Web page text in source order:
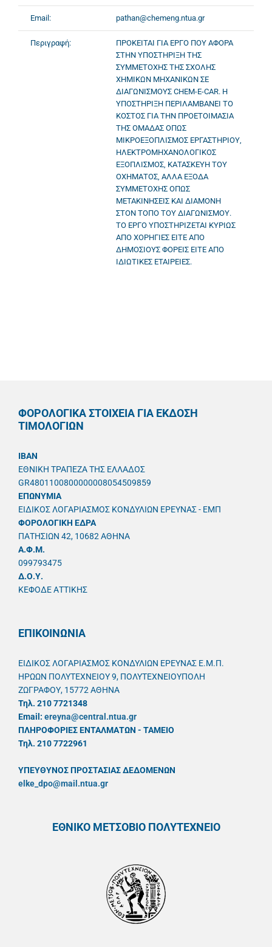
Email: pathan@chemeng.ntua.gr
Περιγραφή:
ΠΡΟΚΕΙΤΑΙ ΓΙΑ ΕΡΓΟ ΠΟΥ ΑΦΟΡΑ
ΣΤΗΝ ΥΠΟΣΤΗΡΙΞΗ ΤΗΣ
ΣΥΜΜΕΤΟΧΗΣ ΤΗΣ ΣΧΟΛΗΣ
ΧΗΜΙΚΩΝ ΜΗΧΑΝΙΚΩΝ ΣΕ
ΔΙΑΓΩΝΙΣΜΟΥΣ CHEM-E-CAR. Η
ΥΠΟΣΤΗΡΙΞΗ ΠΕΡΙΛΑΜΒΑΝΕΙ ΤΟ
ΚΟΣΤΟΣ ΓΙΑ ΤΗΝ ΠΡΟΕΤΟΙΜΑΣΙΑ
ΤΗΣ ΟΜΑΔΑΣ ΟΠΩΣ
ΜΙΚΡΟΕΞΟΠΛΙΣΜΟΣ ΕΡΓΑΣΤΗΡΙΟΥ,
ΗΛΕΚΤΡΟΜΗΧΑΝΟΛΟΓΙΚΟΣ
ΕΞΟΠΛΙΣΜΟΣ, ΚΑΤΑΣΚΕΥΗ ΤΟΥ
ΟΧΗΜΑΤΟΣ, ΑΛΛΑ ΕΞΟΔΑ
ΣΥΜΜΕΤΟΧΗΣ ΟΠΩΣ
ΜΕΤΑΚΙΝΗΣΕΙΣ ΚΑΙ ΔΙΑΜΟΝΗ
ΣΤΟΝ ΤΟΠΟ ΤΟΥ ΔΙΑΓΩΝΙΣΜΟΥ.
ΤΟ ΕΡΓΟ ΥΠΟΣΤΗΡΙΖΕΤΑΙ ΚΥΡΙΩΣ
ΑΠΟ ΧΟΡΗΓΙΕΣ ΕΙΤΕ ΑΠΟ
ΔΗΜΟΣΙΟΥΣ ΦΟΡΕΙΣ ΕΙΤΕ ΑΠΟ
ΙΔΙΩΤΙΚΕΣ ΕΤΑΙΡΕΙΕΣ.
ΦΟΡΟΛΟΓΙΚΑ ΣΤΟΙΧΕΙΑ ΓΙΑ ΕΚΔΟΣΗ
ΤΙΜΟΛΟΓΙΩΝ
IBAN
ΕΘΝΙΚΗ ΤΡΑΠΕΖΑ ΤΗΣ ΕΛΛΑΔΟΣ
GR4801100800000008054509859
ΕΠΩΝΥΜΙΑ
ΕΙΔΙΚΟΣ ΛΟΓΑΡΙΑΣΜΟΣ ΚΟΝΔΥΛΙΩΝ ΕΡΕΥΝΑΣ - ΕΜΠ
ΦΟΡΟΛΟΓΙΚΗ ΕΔΡΑ
ΠΑΤΗΣΙΩΝ 42, 10682 ΑΘΗΝΑ
A.Φ.Μ.
099793475
Δ.Ο.Υ.
ΚΕΦΟΔΕ ΑΤΤΙΚΗΣ
ΕΠΙΚΟΙΝΩΝΙΑ
ΕΙΔΙΚΟΣ ΛΟΓΑΡΙΑΣΜΟΣ ΚΟΝΔΥΛΙΩΝ ΕΡΕΥΝΑΣ Ε.Μ.Π.
ΗΡΩΩΝ ΠΟΛΥΤΕΧΝΕΙΟΥ 9, ΠΟΛΥΤΕΧΝΕΙΟΥΠΟΛΗ
ΖΩΓΡΑΦΟΥ, 15772 ΑΘΗΝΑ
Τηλ. 210 7721348
Email: ereyna@central.ntua.gr
ΠΛΗΡΟΦΟΡΙΕΣ ΕΝΤΑΛΜΑΤΩΝ - ΤΑΜΕΙΟ
Τηλ. 210 7722961
ΥΠΕΥΘYΝΟΣ ΠΡΟΣΤΑΣΙΑΣ ΔΕΔΟΜΕΝΩΝ
elke_dpo@mail.ntua.gr
ΕΘΝΙΚΟ ΜΕΤΣΟΒΙΟ ΠΟΛΥΤΕΧΝΕΙΟ